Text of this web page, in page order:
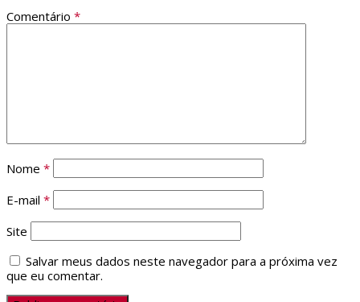
Comentário *
Nome *
E-mail *
Site
Salvar meus dados neste navegador para a próxima vez
que eu comentar.